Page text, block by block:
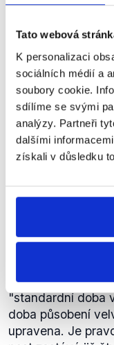
Tato webová
K personalizaci
sociálních médií a
soubory cookie.
sdílíme se svými
analýzy. Partneři
dalšími
získali v důsledku
Nez.
Václav
Moravec
PRAVDA
Moderátor
špatným vztahům
Předně, co
"standardní doba
doba působení
upravena. Je